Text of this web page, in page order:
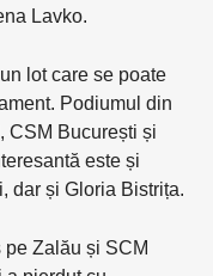
Lavko.
lot care se poate
Podiumul din
CSM București și
este și
dar și Gloria Bistrița.
pe Zalău și SCM